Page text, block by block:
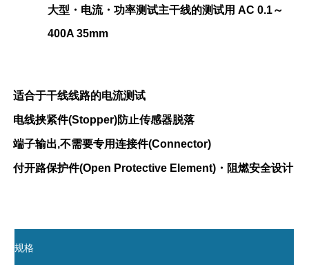
大型・电流・功率测试主干线的测试用 AC 0.1～
400A 35mm
适合于干线线路的电流测试
电线挟紧件(Stopper)防止传感器脱落
端子输出,不需要专用连接件(Connector)
付开路保护件(Open Protective Element)・阻燃安全设计
规格